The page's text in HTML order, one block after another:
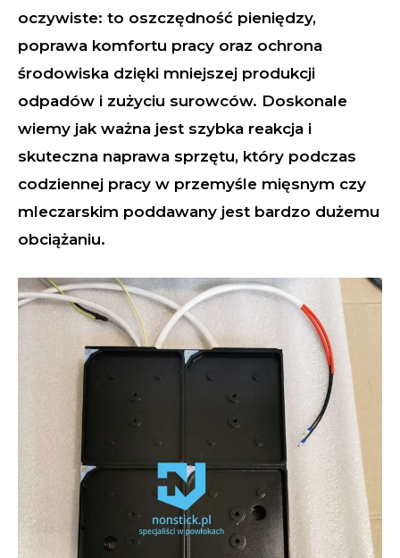
oczywiste: to oszczędność pieniędzy,
poprawa komfortu pracy oraz ochrona
środowiska dzięki mniejszej produkcji
odpadów i zużyciu surowców. Doskonale
wiemy jak ważna jest szybka reakcja i
skuteczna naprawa sprzętu, który podczas
codziennej pracy w przemyśle mięsnym czy
mleczarskim poddawany jest bardzo dużemu
obciążaniu.